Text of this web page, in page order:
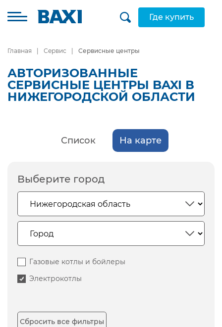
Где купить
Главная Сервис Сервисные центры
АВТОРИЗОВАННЫЕ
СЕРВИСНЫЕ ЦЕНТРЫ BAXI В
НИЖЕГОРОДСКОЙ ОБЛАСТИ
Список На карте
Выберите город
Газовые котлы и бойлеры
Электрокотлы
Сбросить все фильтры